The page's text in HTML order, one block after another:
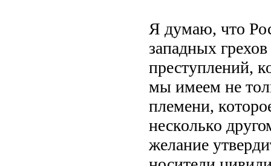
Я думаю, что
западных
преступлений,
мы имеем не
племени,
несколько
желание